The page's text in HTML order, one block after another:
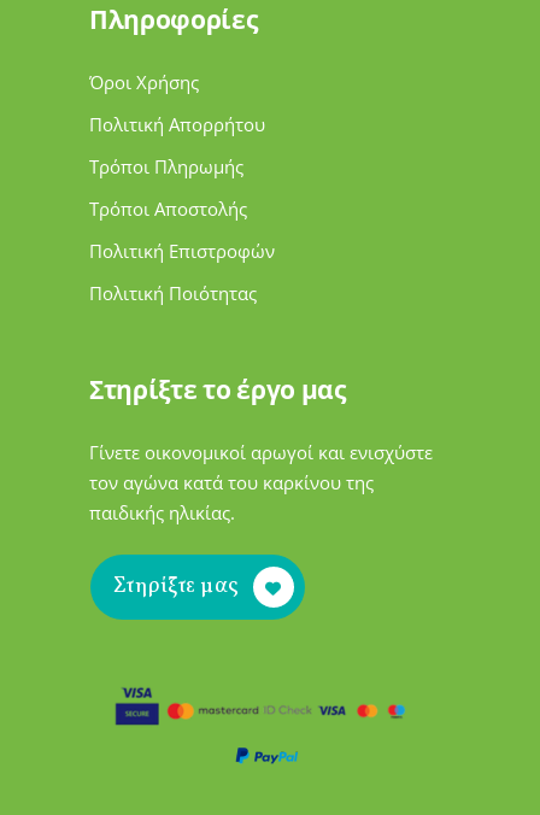
Πληροφορίες
Όροι Χρήσης
Πολιτική Απορρήτου
Τρόποι Πληρωμής
Τρόποι Αποστολής
Πολιτική Επιστροφών
Πολιτική Ποιότητας
Στηρίξτε το έργο μας
Γίνετε οικονομικοί αρωγοί και ενισχύστε
τον αγώνα κατά του καρκίνου της
παιδικής ηλικίας.
Στηρίξτε μας